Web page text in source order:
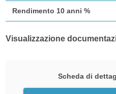
Rendimento 10 anni %
Visualizzazione
Scheda di